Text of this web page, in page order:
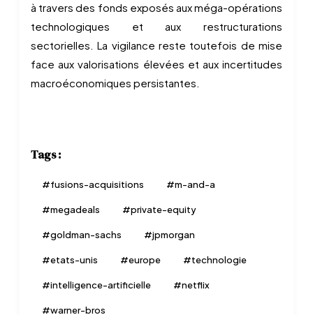
à travers des fonds exposés aux méga-opérations
technologiques et aux restructurations
sectorielles. La vigilance reste toutefois de mise
face aux valorisations élevées et aux incertitudes
macroéconomiques persistantes.
Tags :
#fusions-acquisitions #m-and-a
#megadeals #private-equity
#goldman-sachs #jpmorgan
#etats-unis #europe #technologie
#intelligence-artificielle #netflix
#warner-bros